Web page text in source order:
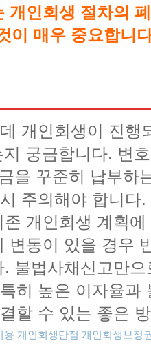
인회생 절차의
이 매우 중요합니
개인회생이 진행
궁금합니다. 변
을 꾸준히 납부하
주의해야 합니다.
개인회생 계획
동이 있을 경우
불법사채신고만으
히 높은 이자율과
할 수 있는 좋은
용 개인회생단점 개인회생보정